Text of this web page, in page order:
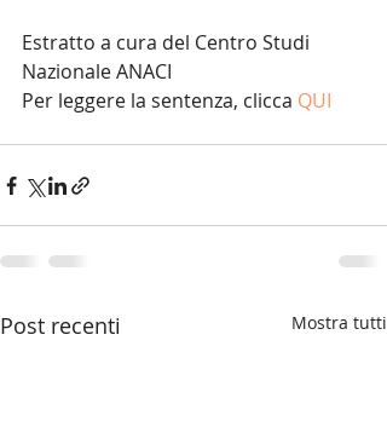
Estratto a cura del Centro Studi
Nazionale ANACI
Per leggere la sentenza, clicca QUI
Post recenti Mostra tutti